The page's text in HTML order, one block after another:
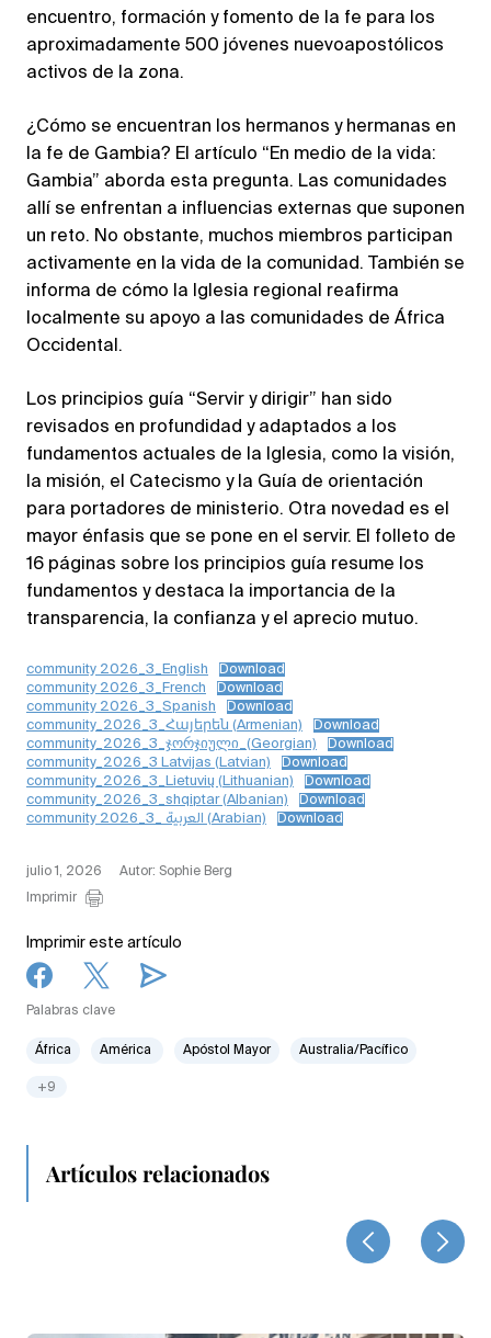
encuentro, formación y fomento de la fe para los
aproximadamente 500 jóvenes nuevoapostólicos
activos de la zona.
¿Cómo se encuentran los hermanos y hermanas en
la fe de Gambia? El artículo “En medio de la vida:
Gambia” aborda esta pregunta. Las comunidades
allí se enfrentan a influencias externas que suponen
un reto. No obstante, muchos miembros participan
activamente en la vida de la comunidad. También se
informa de cómo la Iglesia regional reafirma
localmente su apoyo a las comunidades de África
Occidental.
Los principios guía “Servir y dirigir” han sido
revisados en profundidad y adaptados a los
fundamentos actuales de la Iglesia, como la visión,
la misión, el Catecismo y la Guía de orientación
para portadores de ministerio. Otra novedad es el
mayor énfasis que se pone en el servir. El folleto de
16 páginas sobre los principios guía resume los
fundamentos y destaca la importancia de la
transparencia, la confianza y el aprecio mutuo.
community 2026_3_English
Download
community 2026_3_French
Download
community 2026_3_Spanish
Download
community_2026_3_Հայերեն (Armenian)
Download
community_2026_3_ჯორჯიული_(Georgian)
Download
community_2026_3 Latvijas (Latvian)
Download
community_2026_3_Lietuvių (Lithuanian)
Download
community_2026_3_shqiptar (Albanian)
Download
community 2026_3_ العربية (Arabian)
Download
julio 1, 2026
Autor: Sophie Berg
Imprimir
Imprimir este artículo
Palabras clave
África América Apóstol Mayor Australia/Pacífico
+9
Artículos relacionados